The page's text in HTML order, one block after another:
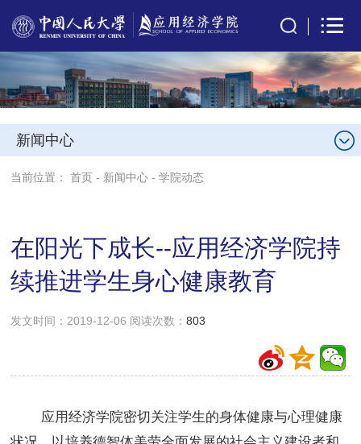
新闻中心
当前位置：首页 - 新闻中心 -学院动态
在阳光下成长--应用经济学院持
续推进学生身心健康教育
发文时间：2019-12-06 阅读次数：803
应用经济学院密切关注学生的身体健康与心理健康